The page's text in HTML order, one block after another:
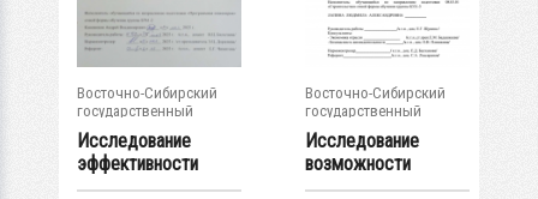
Восточно-Сибирский
государственный
университет...
Исследование
эффективности
методов
Восточно-Сибирский
государственный
университет...
Исследование
возможности
получения